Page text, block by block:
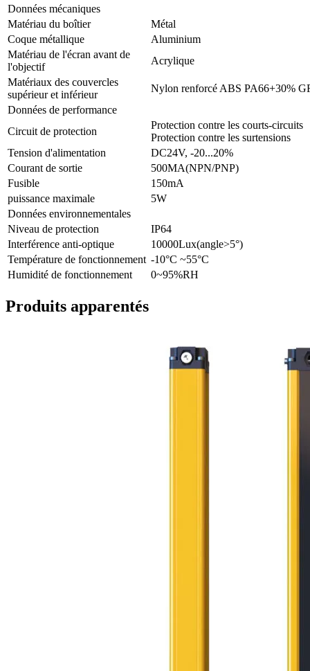
Données mécaniques
Matériau du boîtier
Métal
Coque métallique
Aluminium
Matériau de l'écran avant de
l'objectif
Acrylique
Matériaux des couvercles
supérieur et inférieur
Nylon renforcé ABS PA66+30%
Données de performance
Circuit de protection
Protection contre les courts-circuits
Protection contre les surtensions
Tension d'alimentation
DC24V, -20...20%
Courant de sortie
500MA(NPN/PNP)
Fusible
150mA
puissance maximale
5W
Données environnementales
Niveau de protection
IP64
Interférence anti-optique
10000Lux(angle>5°)
Température de fonctionnement -10°C ~55°C
Humidité de fonctionnement
0~95%RH
Produits apparentés